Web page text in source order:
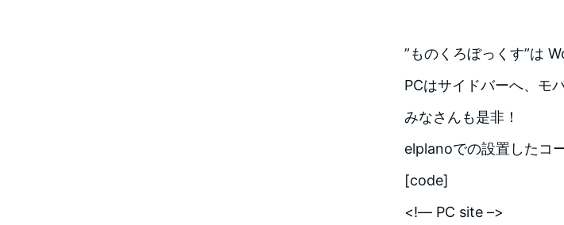
”ものくろぼっくす”は
PCはサイドバーへ、モ
みなさんも是非！
elplanoでの設置したコ
[code]
<!— PC site –>